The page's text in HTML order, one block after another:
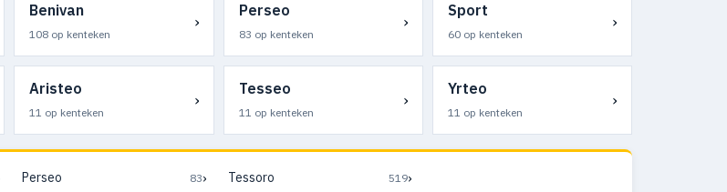
Benivan
108 op kenteken
›
Perseo
83 op kenteken
›
Sport
60 op kenteken
›
Aristeo
11 op kenteken
›
Tesseo
11 op kenteken
›
Yrteo
11 op kenteken
›
Perseo 83› Tessoro 519›